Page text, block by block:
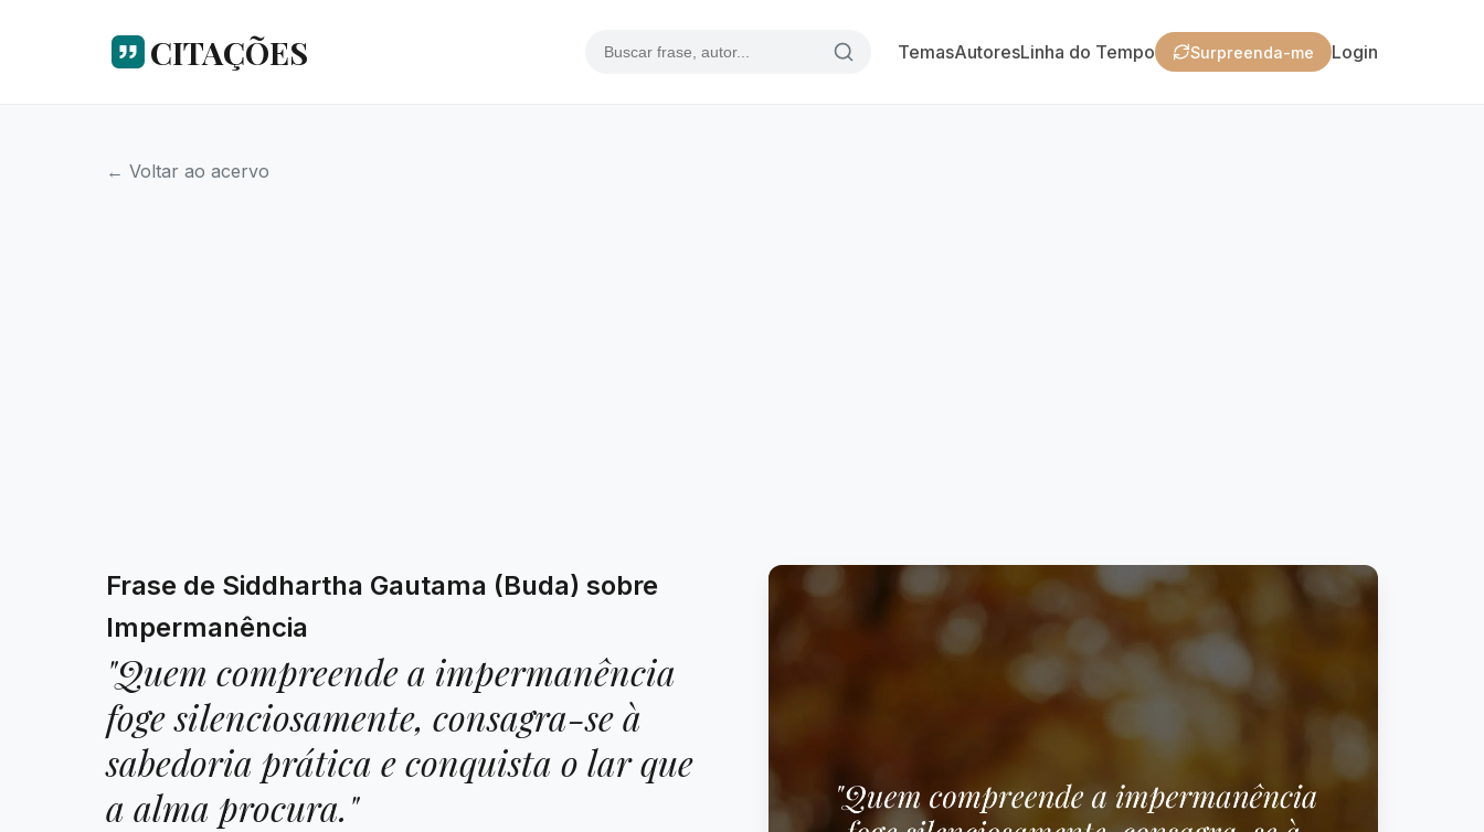
CITAÇÕES TemasAutoresLinha do Tempo Surpreenda-me Login
← Voltar ao acervo
Frase de Siddhartha Gautama (Buda) sobre
Impermanência
"Quem compreende a impermanência
foge silenciosamente, consagra-se à
sabedoria prática e conquista o lar que
a alma procura."